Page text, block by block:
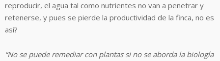
reproducir, el agua tal como nutrientes no van a penetrar y
retenerse, y pues se pierde la productividad de la finca, no es
así?
“No se puede remediar con plantas si no se aborda la biología